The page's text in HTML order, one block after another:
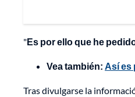
"Es por ello que he
Vea también: Así es
Tras divulgarse la